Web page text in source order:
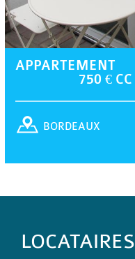
APPARTEMENT
750 € CC
BORDEAUX
LOCATAIRES